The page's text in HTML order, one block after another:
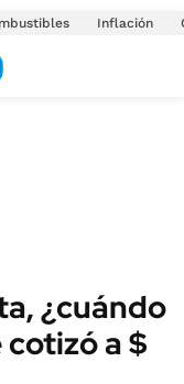
Inflación
¿cuándo
a $